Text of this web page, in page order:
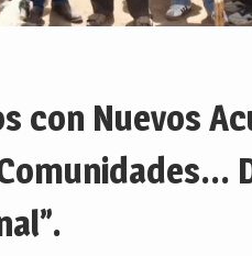
con Nuevos